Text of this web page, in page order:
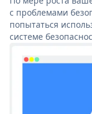
с проблемами
попытаться
системе